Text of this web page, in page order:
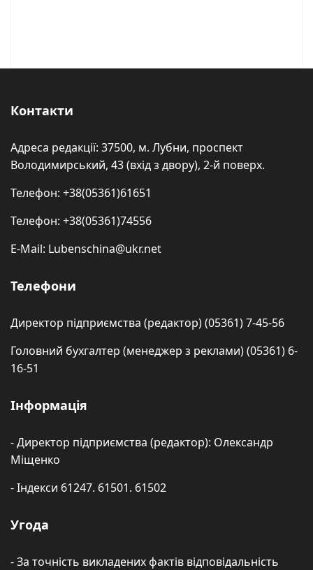
Контакти
Адреса редакції: 37500, м. Лубни, проспект
Володимирський, 43 (вхід з двору), 2-й поверх.
Телефон: +38(05361)61651
Телефон: +38(05361)74556
E-Mail: Lubenschina@ukr.net
Телефони
Директор підприємства (редактор) (05361) 7-45-56
Головний бухгалтер (менеджер з реклами) (05361) 6-
16-51
Інформація
- Директор підприємства (редактор): Олександр
Міщенко
- Індекси 61247. 61501. 61502
Угода
- За точність викладених фактів відповідальність